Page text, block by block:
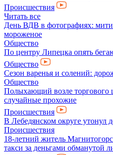
Происшествия
Читать все
День ВДВ в фотографиях:
мороженое
Общество
По центру Липецка опять
Общество
Сезон варенья и солений:
Общество
Полыхающий возле торгового
случайные прохожие
Происшествия
В Лебедянском округе утонул
Происшествия
18-летний житель
такси за деньгами обманутой